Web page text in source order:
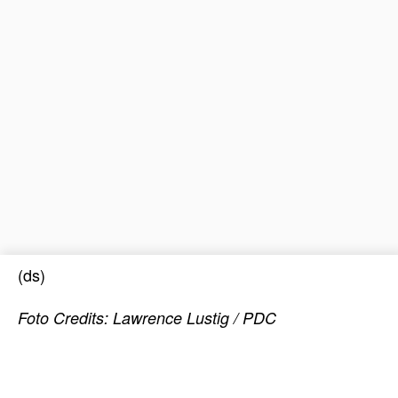
(ds)
Foto Credits: Lawrence Lustig / PDC